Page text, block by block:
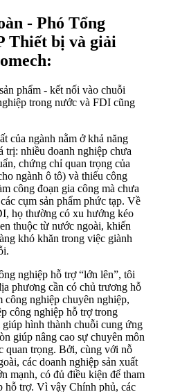
- Phó Tổng
Thiết bị và giải
phẩm - kết nối vào chuỗi
trong nước và FDI cũng
của ngành nằm ở khả năng
trị: nhiều doanh nghiệp chưa
chứng chỉ quan trọng của
ngành ô tô) và thiếu công
công đoạn gia công mà chưa
cụm sản phẩm phức tạp. Về
họ thường có xu hướng kéo
thuộc từ nước ngoài, khiến
khó khăn trong việc giành
nghiệp hỗ trợ “lớn lên”, tôi
phương cần có chủ trương hỗ
công nghiệp chuyên nghiệp,
công nghiệp hỗ trợ trong
hình thành chuỗi cung ứng
giúp nâng cao sự chuyên môn
quan trọng. Bởi, cùng với nỗ
các doanh nghiệp sản xuất
mạnh, có đủ điều kiện để tham
hỗ trợ. Vì vậy Chính phủ, các